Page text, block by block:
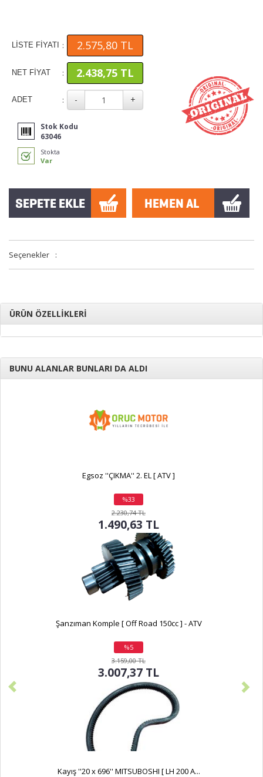
LİSTE FİYATI : 2.575,80 TL
NET FİYAT : 2.438,75 TL
ADET :
Stok Kodu
63046
Stokta
Var
Seçenekler :
ÜRÜN ÖZELLİKLERİ
BUNU ALANLAR BUNLARI DA ALDI
Egsoz ''ÇIKMA'' 2. EL [ ATV ]
%33
indirim
2.230,74 TL
1.490,63 TL
Şanzıman Komple [ Off Road 150cc ] - ATV
%5
indirim
3.159,00 TL
3.007,37 TL
Kayış ''20 x 696'' MITSUBOSHI [ LH 200 A...